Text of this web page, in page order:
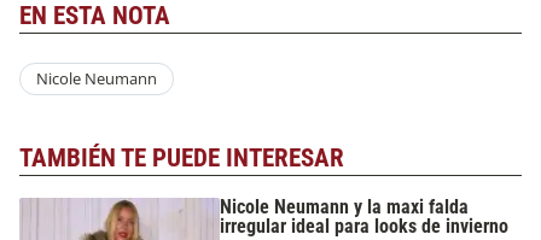
EN ESTA NOTA
Nicole Neumann
TAMBIÉN TE PUEDE INTERESAR
Nicole Neumann y la maxi falda
irregular ideal para looks de invierno